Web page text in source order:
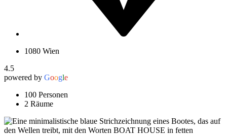
1080 Wien
4.5
powered by Google
100 Personen
2 Räume